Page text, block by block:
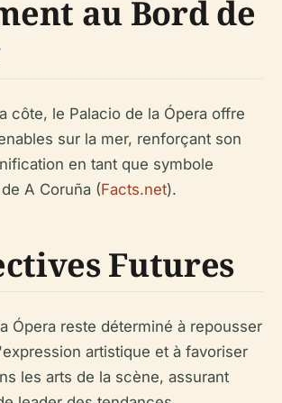
au Bord de
côte, le Palacio de la Ópera offre
sur la mer, renforçant son
en tant que symbole
A Coruña (Facts.net).
Futures
Ópera reste déterminé à repousser
artistique et à favoriser
les arts de la scène, assurant